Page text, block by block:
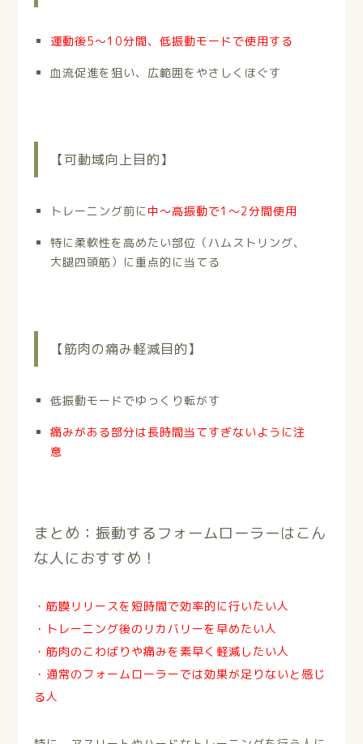
運動後5～10分間、低振動モードで使用する
血流促進を狙い、広範囲をやさしくほぐす
【可動域向上目的】
トレーニング前に中～高振動で1～2分間使用
特に柔軟性を高めたい部位（ハムストリング、
大腿四頭筋）に重点的に当てる
【筋肉の痛み軽減目的】
低振動モードでゆっくり転がす
痛みがある部分は長時間当てすぎないように注
意
まとめ：振動するフォームローラーはこん
な人におすすめ！
・筋膜リリースを短時間で効率的に行いたい人
・トレーニング後のリカバリーを早めたい人
・筋肉のこわばりや痛みを素早く軽減したい人
・通常のフォームローラーでは効果が足りないと感じ
る人